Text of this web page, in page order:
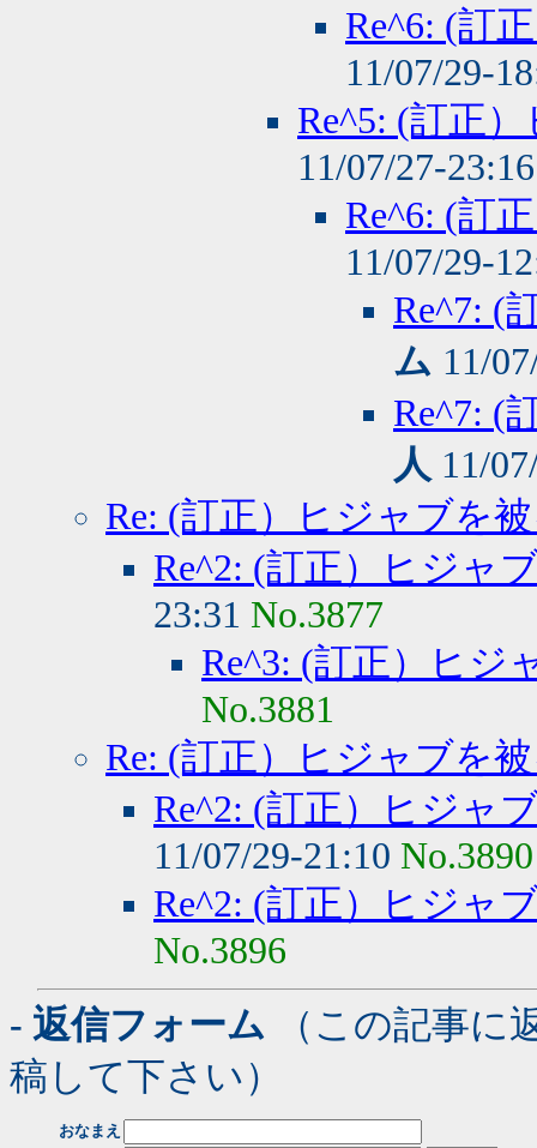
Re^6: (訂
11/07/29-
Re^5: (訂正
11/07/27-
Re^6: (訂
11/07/29-
Re^7: (
ム 11/
Re^7: (
人 11/
Re: (訂正）ヒジャブを
Re^2: (訂正）ヒジャ
23:31 No.3877
Re^3: (訂正）ヒジ
No.3881
Re: (訂正）ヒジャブを
Re^2: (訂正）ヒジャ
11/07/29-21:10 No.3890
Re^2: (訂正）ヒジャ
No.3896
- 返信フォーム （この記事に
稿して下さい）
おなまえ